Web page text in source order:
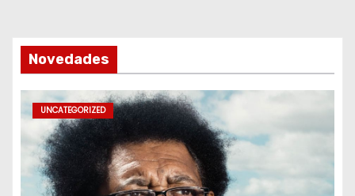
Novedades
UNCATEGORIZED